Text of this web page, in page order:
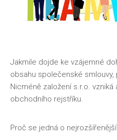
Jakmile dojde ke vzájemné
obsahu společenské
Nicméně založení s.r.o. vzniká
obchodního rejstříku.
Proč se jedná o